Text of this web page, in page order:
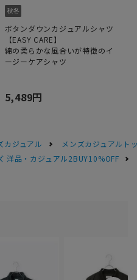
ボタンダウンカジュアルシャツ
【EASY CARE】
綿の柔らかな風合いが特徴のイ
ージーケアシャツ
5,489円
カジュアル
メンズカジュアルト
洋品・カジュアル2BUY10%OFF